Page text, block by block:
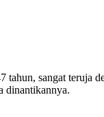
tahun, sangat teruja
dinantikannya.